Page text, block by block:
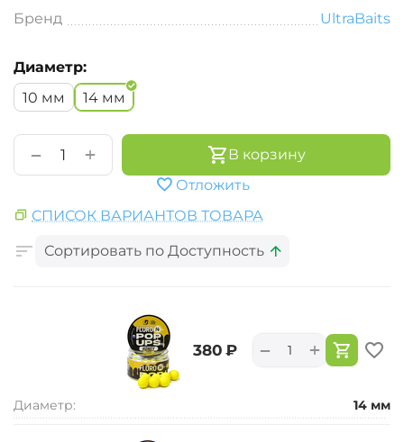
Бренд UltraBaits
Диаметр:
10 мм
14 мм
+
−
В корзину
Отложить
СПИСОК ВАРИАНТОВ ТОВАРА
Сортировать по Доступность
‍380‍ ₽ +
−
Диаметр: 14 мм